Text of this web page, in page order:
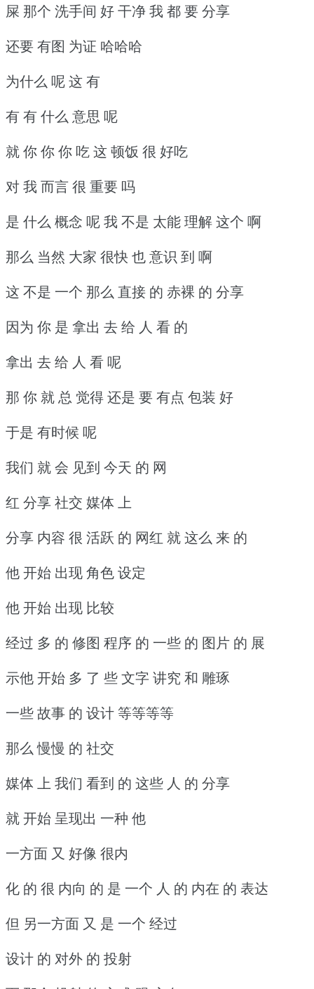
屎 那个 洗手间 好 干净 我 都 要 分享
还要 有图 为证 哈哈哈
为什么 呢 这 有
有 有 什么 意思 呢
就 你 你 你 吃 这 顿饭 很 好吃
对 我 而言 很 重要 吗
是 什么 概念 呢 我 不是 太能 理解 这个 啊
那么 当然 大家 很快 也 意识 到 啊
这 不是 一个 那么 直接 的 赤裸 的 分享
因为 你 是 拿出 去 给 人 看 的
拿出 去 给 人 看 呢
那 你 就 总 觉得 还是 要 有点 包装 好
于是 有时候 呢
我们 就 会 见到 今天 的 网
红 分享 社交 媒体 上
分享 内容 很 活跃 的 网红 就 这么 来 的
他 开始 出现 角色 设定
他 开始 出现 比较
经过 多 的 修图 程序 的 一些 的 图片 的 展
示他 开始 多 了 些 文字 讲究 和 雕琢
一些 故事 的 设计 等等等等
那么 慢慢 的 社交
媒体 上 我们 看到 的 这些 人 的 分享
就 开始 呈现出 一种 他
一方面 又 好像 很内
化 的 很 内向 的 是 一个 人 的 内在 的 表达
但 另一方面 又 是 一个 经过
设计 的 对外 的 投射